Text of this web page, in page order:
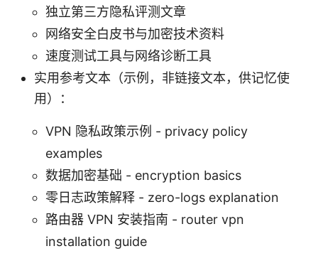
独立第三方隐私评测文章
网络安全白皮书与加密技术资料
速度测试工具与网络诊断工具
实用参考文本（示例，非链接文本，供记忆使
用）：
VPN 隐私政策示例 - privacy policy
examples
数据加密基础 - encryption basics
零日志政策解释 - zero-logs explanation
路由器 VPN 安装指南 - router vpn
installation guide